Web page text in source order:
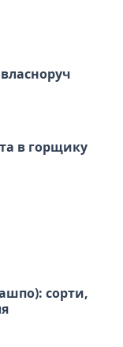
та в горщику
сорти,